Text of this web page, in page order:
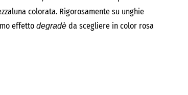
colorata. Rigorosamente su unghie
effetto degradè da scegliere in color rosa